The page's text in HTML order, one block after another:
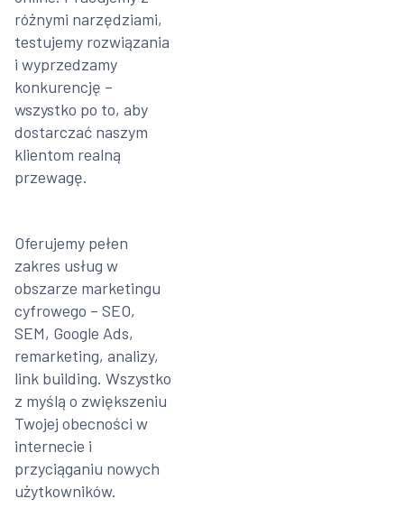
różnymi narzędziami,
testujemy rozwiązania
i wyprzedzamy
konkurencję –
wszystko po to, aby
dostarczać naszym
klientom realną
przewagę.
Oferujemy pełen
zakres usług w
obszarze marketingu
cyfrowego – SEO,
SEM, Google Ads,
remarketing, analizy,
link building. Wszystko
z myślą o zwiększeniu
Twojej obecności w
internecie i
przyciąganiu nowych
użytkowników.